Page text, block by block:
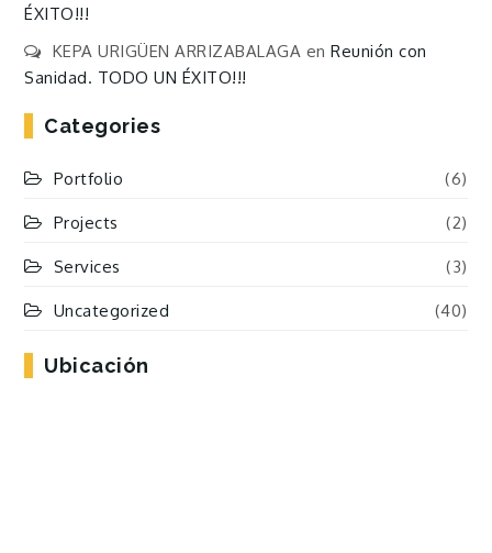
ÉXITO!!!
KEPA URIGÜEN ARRIZABALAGA enReunión con
Sanidad. TODO UN ÉXITO!!!
Categories
Portfolio (6)
Projects (2)
Services (3)
Uncategorized (40)
Ubicación